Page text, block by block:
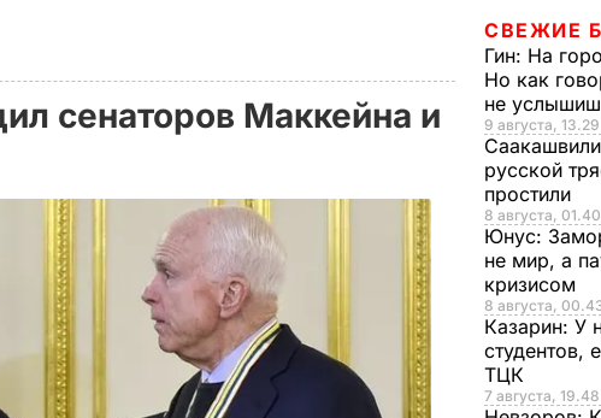
сенаторов Маккейна и
СВЕЖИЕ
Гин: На
Но как
не
9 августа, 13.29
русской
простили
8 августа, 01.40
Юнус:
не мир, а
кризисом
8 августа,
Казарин: У
студентов,
ТЦК
7 августа, 19.48